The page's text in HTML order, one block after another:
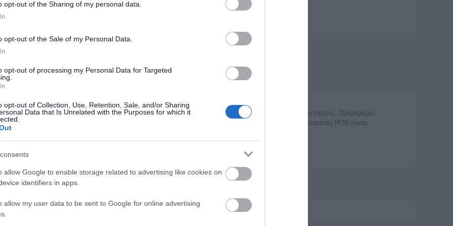
opt-out of the Sharing of my personal data.
opt-out of the Sale of my Personal Data.
opt-out of processing my Personal Data for Targeted
opt-out of Collection, Use, Retention, Sale, and/or Sharing
Data that Is Unrelated with the Purposes for which it
allow Google to enable storage related to advertising like cookies on
identifiers in apps.
allow my user data to be sent to Google for online advertising
ένα μικρό αλλά ανθεκτικό κουτί σύνδεσης για εσωτερικές ηλεκτρολογικές εγκαταστάσεις. Προσφέρει
με άνετο χώρο χάρη στη διάμετρο Φ71 και πρακτικό ύψος 33 mm. Με βαθμό προστασίας IP20 είναι
μια αξιόπιστη επιλογή για καθαρές και ασφαλείς συνδέσεις.
Elvhx